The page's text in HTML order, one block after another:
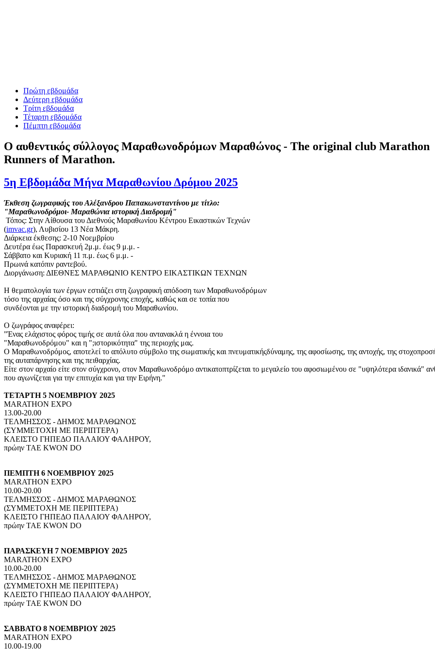
Πρώτη εβδομάδα
Δεύτερη εβδομάδα
Τρίτη εβδομάδα
Τέταρτη εβδομάδα
Πέμπτη εβδομάδα
Ο αυθεντικός σύλλογος Μαραθωνοδρόμων Μαραθώνος - The original club Marathon
Runners of Marathon.
5η Εβδομάδα Μήνα Μαραθωνίου Δρόμου 2025
Έκθεση ζωγραφικής του Αλέξανδρου Παπακωνσταντίνου με τίτλο:
"Μαραθωνοδρόμοι- Μαραθώνια ιστορική Διαδρομή"
Τόπος: Στην Αίθουσα του Διεθνούς Μαραθωνίου Κέντρου Εικαστικών Τεχνών
(imvac.gr), Λυβισίου 13 Νέα Μάκρη.
Διάρκεια έκθεσης: 2-10 Νοεμβρίου
Δευτέρα έως Παρασκευή 2μ.μ. έως 9 μ.μ. -
Σάββατο και Κυριακή 11 π.μ. έως 6 μ.μ. -
Πρωινά κατόπιν ραντεβού.
Διοργάνωση: ΔΙΕΘΝΕΣ ΜΑΡΑΘΩΝΙΟ ΚΕΝΤΡΟ ΕΙΚΑΣΤΙΚΩΝ ΤΕΧΝΩΝ
Η θεματολογία των έργων εστιάζει στη ζωγραφική απόδοση των Μαραθωνοδρόμων
τόσο της αρχαίας όσο και της σύγχρονης εποχής, καθώς και σε τοπία που
συνδέονται με την ιστορική διαδρομή του Μαραθωνίου.
Ο ζωγράφος αναφέρει:
"Ένας ελάχιστος φόρος τιμής σε αυτά όλα που αντανακλά η έννοια του
"Μαραθωνοδρόμου" και η ";ιστορικότητα" της περιοχής μας.
Ο Μαραθωνοδρόμος, αποτελεί το απόλυτο σύμβολο της σωματικής και πνευματικήςδύναμης, της αφοσίωσης, της αντοχής, της
της αυταπάρνησης και της πειθαρχίας.
Είτε στον αρχαίο είτε στον σύγχρονο, στον Μαραθωνοδρόμο αντικατοπτρίζεται το μεγαλείο του αφοσιωμένου σε "υψηλότερα ιδανικά"
που αγωνίζεται για την επιτυχία και για την Ειρήνη."
ΤΕΤΑΡΤΗ 5 ΝΟΕΜΒΡΙΟΥ 2025
MARATHON EXPO
13.00-20.00
ΤΕΛΜΗΣΣΟΣ - ΔΗΜΟΣ ΜΑΡΑΘΩΝΟΣ
(ΣΥΜΜΕΤΟΧΗ ΜΕ ΠΕΡΙΠΤΕΡΑ)
ΚΛΕΙΣΤΟ ΓΗΠΕΔΟ ΠΑΛΑΙΟΥ ΦΑΛΗΡΟΥ,
πρώην TAE KWON DO
ΠEMΠTH 6 ΝΟΕΜΒΡΙΟΥ 2025
MARATHON EXPO
10.00-20.00
ΤΕΛΜΗΣΣΟΣ - ΔΗΜΟΣ ΜΑΡΑΘΩΝΟΣ
(ΣΥΜΜΕΤΟΧΗ ΜΕ ΠΕΡΙΠΤΕΡΑ)
ΚΛΕΙΣΤΟ ΓΗΠΕΔΟ ΠΑΛΑΙΟΥ ΦΑΛΗΡΟΥ,
πρώην TAE KWON DO
ΠΑΡΑΣΚΕΥΗ 7 ΝΟΕΜΒΡΙΟΥ 2025
MARATHON EXPO
10.00-20.00
ΤΕΛΜΗΣΣΟΣ - ΔΗΜΟΣ ΜΑΡΑΘΩΝΟΣ
(ΣΥΜΜΕΤΟΧΗ ΜΕ ΠΕΡΙΠΤΕΡΑ)
ΚΛΕΙΣΤΟ ΓΗΠΕΔΟ ΠΑΛΑΙΟΥ ΦΑΛΗΡΟΥ,
πρώην TAE KWON DO
ΣΑΒΒΑΤΟ 8 ΝΟΕΜΒΡΙΟΥ 2025
MARATHON EXPO
10.00-19.00